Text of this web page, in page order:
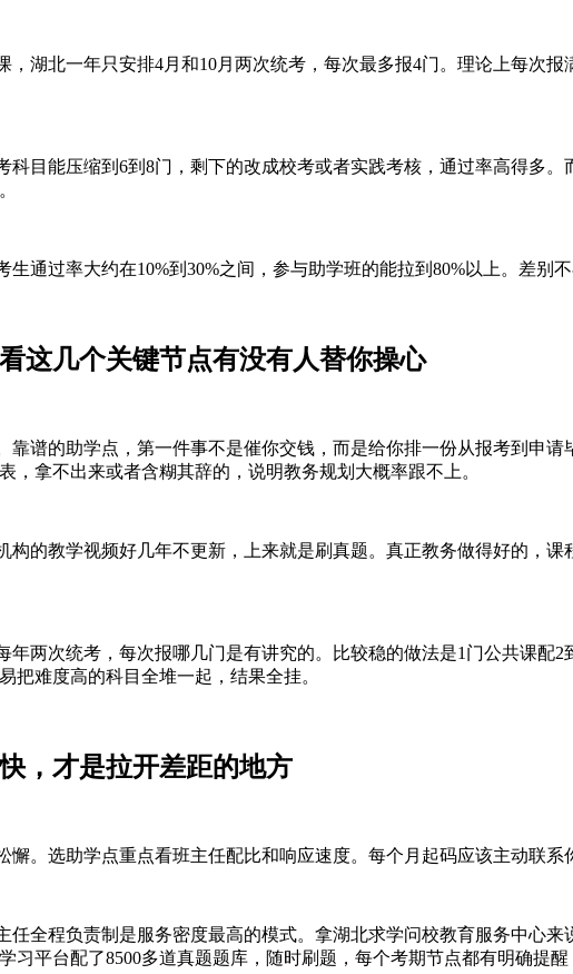
湖北一年只安排4月和10月两次统考，每次最多报4门。理论上每次
能压缩到6到8门，剩下的改成校考或者实践考核，通过率高得多。
过率大约在10%到30%之间，参与助学班的能拉到80%以上。差别
几个关键节点有没有人替你操心
谱的助学点，第一件事不是催你交钱，而是给你排一份从报考到申请
，拿不出来或者含糊其辞的，说明教务规划大概率跟不上。
的教学视频好几年不更新，上来就是刷真题。真正教务做得好的，课
两次统考，每次报哪几门是有讲究的。比较稳的做法是1门公共课配2
把难度高的科目全堆一起，结果全挂。
才是拉开差距的地方
选助学点重点看班主任配比和响应速度。每个月起码应该主动联系
全程负责制是服务密度最高的模式。拿湖北求学问校教育服务中心来
习平台配了8500多道真题题库，随时刷题，每个考期节点都有明确提醒